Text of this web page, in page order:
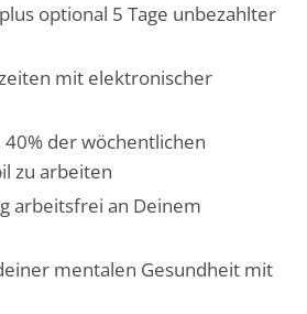
optional 5 Tage unbezahlter
mit elektronischer
der wöchentlichen
zu arbeiten
arbeitsfrei an Deinem
mentalen Gesundheit mit